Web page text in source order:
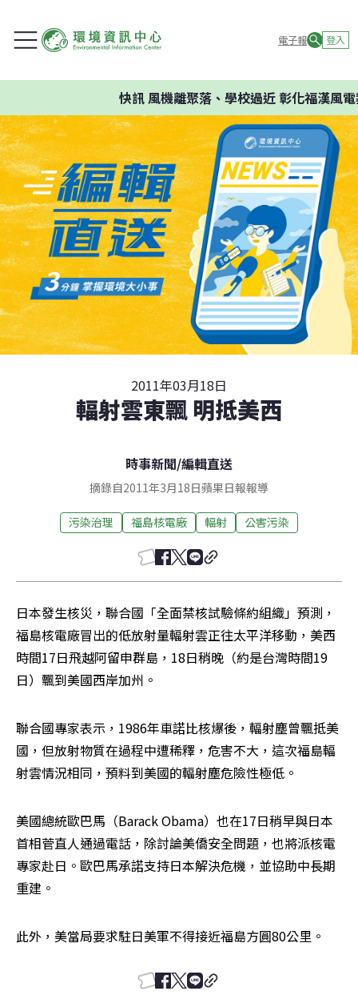
電子報 登入
快訊風機離聚落、學校過近 彰化福漢風電
2011年03月18日
輻射雲東飄 明抵美西
時事新聞/編輯直送
摘錄自2011年3月18日蘋果日報報導
污染治理 福島核電廠 輻射 公害污染
日本發生核災，聯合國「全面禁核試驗條約組織」預測，
福島核電廠冒出的低放射量輻射雲正往太平洋移動，美西
時間17日飛越阿留申群島，18日稍晚（約是台灣時間19
日）飄到美國西岸加州。
聯合國專家表示，1986年車諾比核爆後，輻射塵曾飄抵美
國，但放射物質在過程中遭稀釋，危害不大，這次福島輻
射雲情況相同，預料到美國的輻射塵危險性極低。
美國總統歐巴馬（Barack Obama）也在17日稍早與日本
首相菅直人通過電話，除討論美僑安全問題，也將派核電
專家赴日。歐巴馬承諾支持日本解決危機，並協助中長期
重建。
此外，美當局要求駐日美軍不得接近福島方圓80公里。